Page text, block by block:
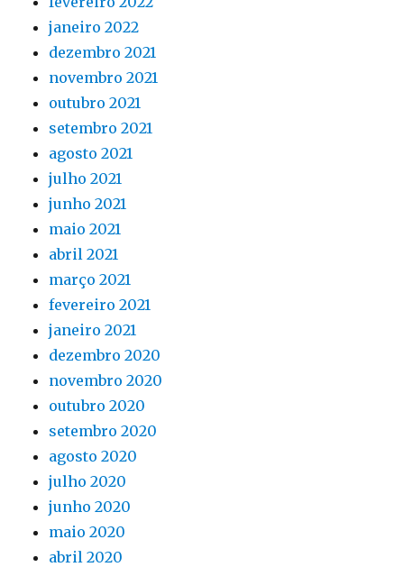
janeiro 2022
dezembro 2021
novembro 2021
outubro 2021
setembro 2021
agosto 2021
julho 2021
junho 2021
maio 2021
abril 2021
março 2021
fevereiro 2021
janeiro 2021
dezembro 2020
novembro 2020
outubro 2020
setembro 2020
agosto 2020
julho 2020
junho 2020
maio 2020
abril 2020